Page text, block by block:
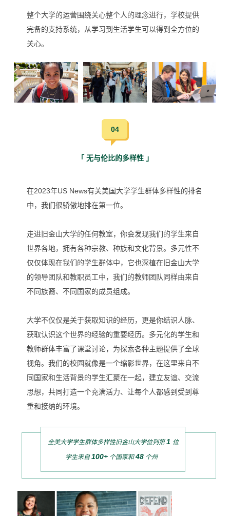
整个大学的运营围绕关心整个人的理念进行，学校提供
完备的支持系统，从学习到生活学生可以得到全方位的
关心。
04
「 无与伦比的多样性 」
在2023年US News有关美国大学学生群体多样性的排名
中，我们很骄傲地排在第一位。
走进旧金山大学的任何教室，你会发现我们的学生来自
世界各地，拥有各种宗教、种族和文化背景。 多元性不
仅仅体现在我们的学生群体中，它也深植在旧金山大学
的领导团队和教职员工中，我们的教师团队同样由来自
不同族裔、不同国家的成员组成。
大学不仅仅是关于获取知识的经历，更是你结识人脉、
获取认识这个世界的经验的重要经历。多元化的学生和
教师群体丰富了课堂讨论，为探索各种主题提供了全球
视角。我们的校园就像是一个缩影世界，在这里来自不
同国家和生活背景的学生汇聚在一起，建立友谊、交流
思想，共同打造一个充满活力、让每个人都感到受到尊
重和接纳的环境。
全美大学学生群体多样性旧金山大学位列第 1 位
学生来自100+ 个国家和 48 个州